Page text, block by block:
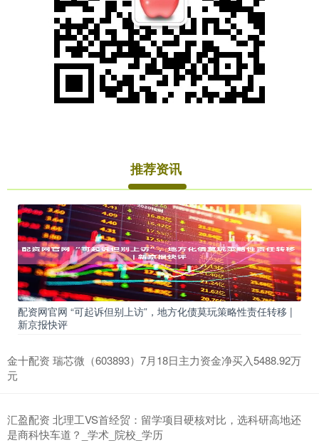
推荐资讯
配资网官网 “可起诉但别上访”，地方化债莫玩策略性责任转移 |
新京报快评
金十配资 瑞芯微（603893）7月18日主力资金净买入5488.92万
元
汇盈配资 北理工VS首经贸：留学项目硬核对比，选科研高地还
是商科快车道？_学术_院校_学历